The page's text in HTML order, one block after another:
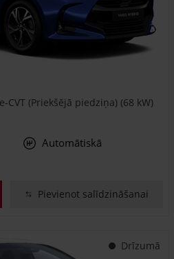
CVT (Priekšējā piedziņa) (68 kW)
Automātiskā
Pievienot salīdzināšanai
Drīzumā